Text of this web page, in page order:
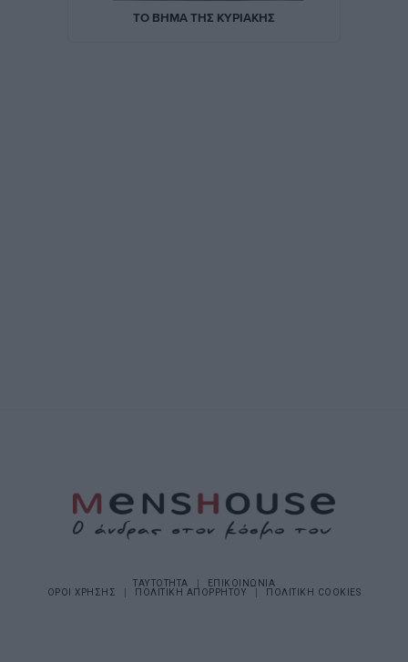
ΤΑΥΤΟΤΗΤΑ
ΕΠΙΚΟΙΝΩΝΙΑ
ΟΡΟΙ ΧΡΗΣΗΣ
ΠΟΛΙΤΙΚΗ ΑΠΟΡΡΗΤΟΥ ΠΟΛΙΤΙΚΗ COOKIES